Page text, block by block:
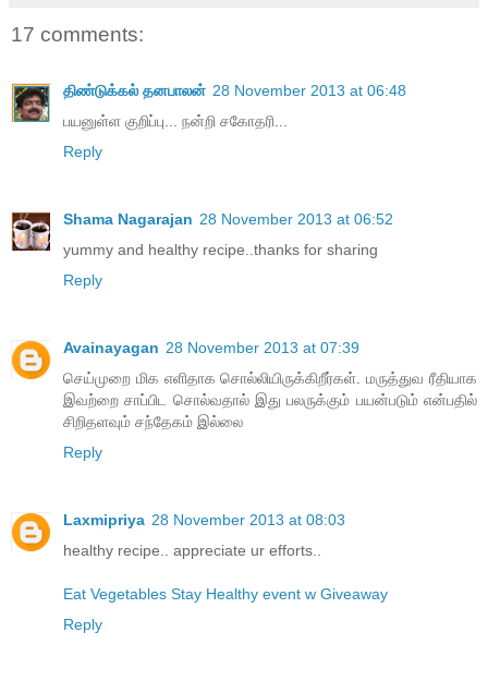
17 comments:
திண்டுக்கல் தனபாலன் 28 November 2013 at 06:48
பயனுள்ள குறிப்பு... நன்றி சகோதரி...
Reply
Shama Nagarajan 28 November 2013 at 06:52
yummy and healthy recipe..thanks for sharing
Reply
Avainayagan 28 November 2013 at 07:39
செய்முறை மிக எளிதாக சொல்லியிருக்கிறீர்கள். மருத்துவ ரீதியாக
இவற்றை சாப்பிட சொல்வதால் இது பலருக்கும் பயன்படும் என்பதில்
சிறிதளவும் சந்தேகம் இல்லை
Reply
Laxmipriya 28 November 2013 at 08:03
healthy recipe.. appreciate ur efforts..
Eat Vegetables Stay Healthy event w Giveaway
Reply